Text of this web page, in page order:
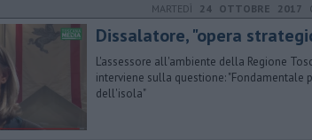
MARTEDÌ 24 OTTOBRE 2017
Dissalatore, "opera
L'assessore all'ambiente della Regione
interviene sulla questione: "Fondamentale
dell'isola"